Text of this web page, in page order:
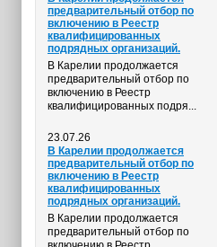
предварительный отбор по
включению в Реестр
квалифицированных
подрядных организаций.
В Карелии продолжается
предварительный отбор по
включению в Реестр
квалифицированных подря...
23.07.26
В Карелии продолжается
предварительный отбор по
включению в Реестр
квалифицированных
подрядных организаций.
В Карелии продолжается
предварительный отбор по